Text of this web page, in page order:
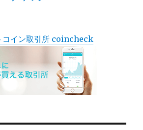
コイン取引所 coincheck